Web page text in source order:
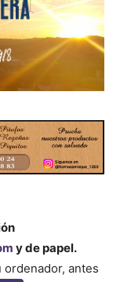
y de papel.
ordenador, antes